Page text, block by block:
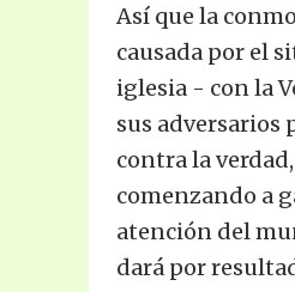
Así que la
causada por el
iglesia - con la
sus adversarios
contra la
comenzando a
atención del
dará por